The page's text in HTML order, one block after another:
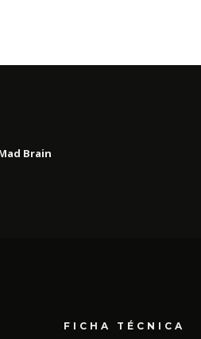
Brain
FICHA TÉCNICA